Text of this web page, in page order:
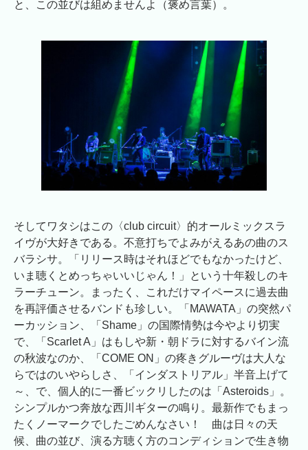
と、この並びは組めませんよ（褒め言葉）。
そしてワタシはこの〈club circuit〉的オールミックスラ
イヴが大好きである。不意打ちでよみがえるあの曲のス
バラシサ。「リリース時はそれほどでもなかったけど、
いま聴くとめっちゃいいじゃん！」という十年殺しのキ
ラーチューン。まったく、これだけマイペースに過去曲
を再評価させるバンドも珍しい。「MAWATA」の突然パ
ーカッション、「Shame」の国際情勢は今やより切実
で、「Scarlet A」はもしや新・朝ドラに対するバイン流
の秋波なのか、「COME ON」の疼きグルーヴは大人な
らではのいやらしさ、「インダストリアル」半音上げて
～、で、個人的に一番ビックリしたのは「Asteroids」。
シンプルかつ奔放な西川ギターの鳴り。最新作でもまっ
たくノーマークでしたごめんなさい！ 曲は日々の天
候、曲の並び、演る方聴く方のコンディションで生き物